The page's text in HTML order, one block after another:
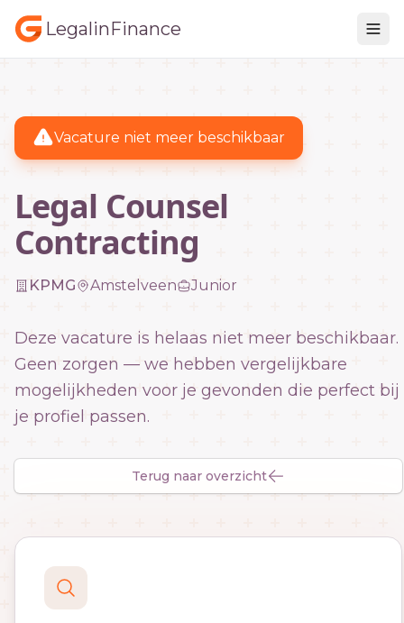
LegalinFinance
Vacature niet meer beschikbaar
Legal Counsel
Contracting
KPMG Amstelveen Junior
Deze vacature is helaas niet meer beschikbaar.
Geen zorgen — we hebben vergelijkbare
mogelijkheden voor je gevonden die perfect bij
je profiel passen.
Terug naar overzicht